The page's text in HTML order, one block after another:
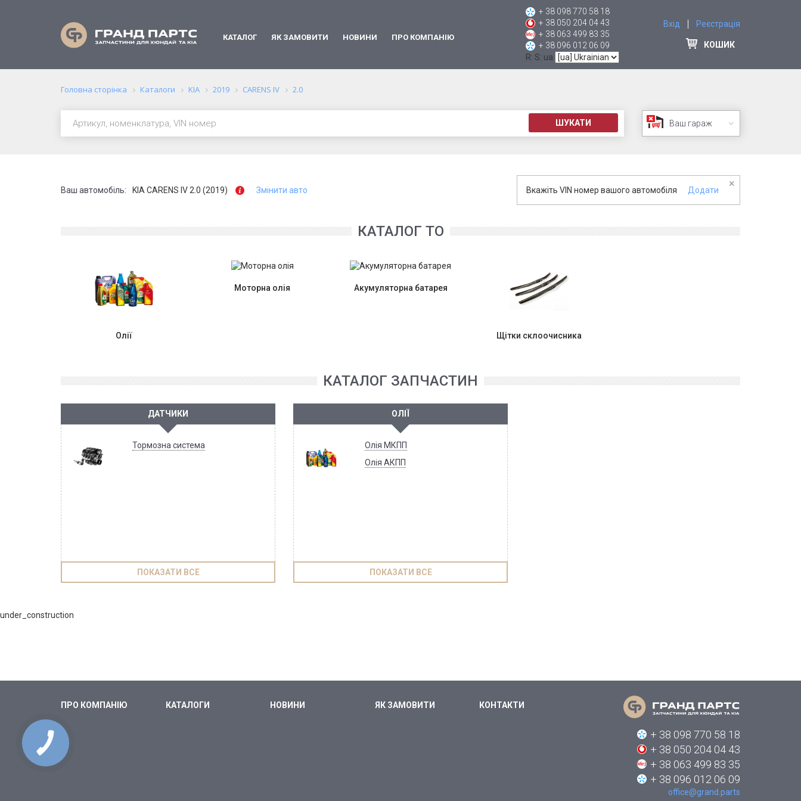
КАТАЛОГ ЯК ЗАМОВИТИ НОВИНИ ПРО КОМПАНІЮ
+ 38 098 770 58 18
+ 38 050 204 04 43
+ 38 063 499 83 35
+ 38 096 012 06 09
R: S: ua
Вхід Реєстрація
КОШИК
Головна сторінка Каталоги KIA 2019 CARENS IV 2.0
ШУКАТИ Ваш гараж
Ваш автомобіль: KIA CARENS IV 2.0 (2019) Змінити авто Вкажіть VIN номер вашого автомобіля Додати
×
КАТАЛОГ ТО
Олії
Моторна олія Акумуляторна батарея
Щітки склоочисника
КАТАЛОГ ЗАПЧАСТИН
ДАТЧИКИ
Тормозна система
ПОКАЗАТИ ВСЕ
ОЛІЇ
Олія МКПП
Олія АКПП
ПОКАЗАТИ ВСЕ
under_construction
ПРО КОМПАНІЮ КАТАЛОГИ НОВИНИ ЯК ЗАМОВИТИ КОНТАКТИ
+ 38 098 770 58 18
+ 38 050 204 04 43
+ 38 063 499 83 35
+ 38 096 012 06 09
office@grand.parts
КНОПКА
СВЯЗИ